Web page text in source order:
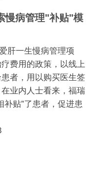
慢病管理"补贴"模
肝一生慢病管理项
费用的政策，以线上
者，用以购买医生签
业内人士看来，福瑞
补贴”了患者，促进患